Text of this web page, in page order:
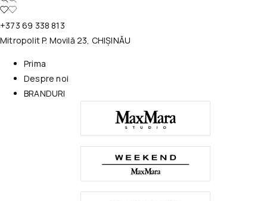
+373 69 338 813
Mitropolit P. Movilă 23, CHIȘINĂU
Prima
Despre noi
BRANDURI